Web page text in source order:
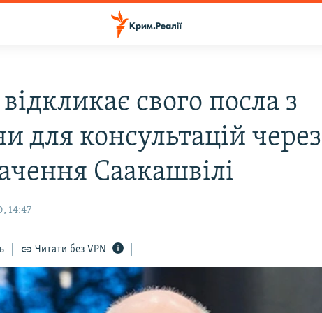
відкликає свого посла з
для консультацій через
Саакашвілі
14:47
Читати без VPN